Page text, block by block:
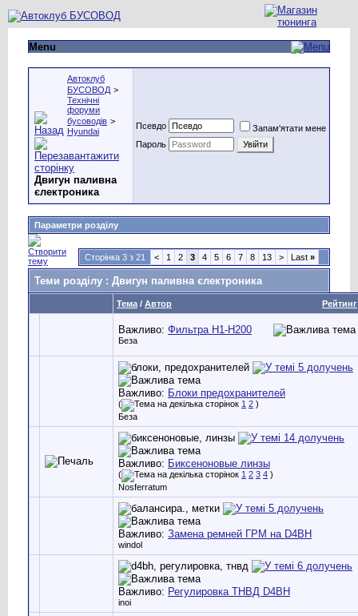
Menu
Автоклуб
БУСОВОД >
Технічні
форуми
бусоводів >
Hyundai
Двигун паливна
єлектроника
Псевдо
Запам'ятати мене
Пароль
Параметри розділу
Сторінка 3 з 21 < 1 2 3 4 5 6 7 8 13 > Last »
Теми розділу : Двигун паливна єлектроника
Рейтинг
Тема / Автор
Важливо: Фильтра Н1-Н200
Беза
Важливо: Блоки предохранителей
( 1 2 )
Беза
Важливо: Биксеноновые линзы
( 1 2 3 4 )
Nosferratum
Важливо: Замена ремней ГРМ на D4BH
windol
Важливо: Регулировка ТНВД D4BH
inoi